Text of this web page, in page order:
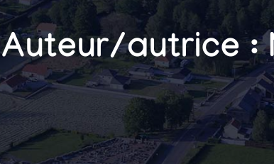
Auteur/autrice :